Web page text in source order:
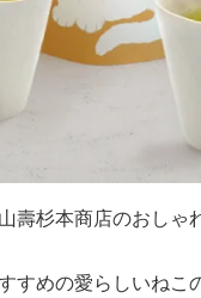
壽杉本商店のおしゃ
すめの愛らしいねこ